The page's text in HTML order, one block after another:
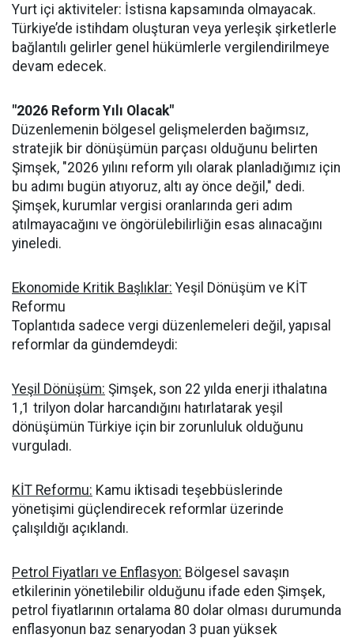
Yurt içi aktiviteler: İstisna kapsamında olmayacak.
Türkiye’de istihdam oluşturan veya yerleşik şirketlerle
bağlantılı gelirler genel hükümlerle vergilendirilmeye
devam edecek.
"2026 Reform Yılı Olacak"
Düzenlemenin bölgesel gelişmelerden bağımsız,
stratejik bir dönüşümün parçası olduğunu belirten
Şimşek, "2026 yılını reform yılı olarak planladığımız için
bu adımı bugün atıyoruz, altı ay önce değil," dedi.
Şimşek, kurumlar vergisi oranlarında geri adım
atılmayacağını ve öngörülebilirliğin esas alınacağını
yineledi.
Ekonomide Kritik Başlıklar: Yeşil Dönüşüm ve KİT
Reformu
Toplantıda sadece vergi düzenlemeleri değil, yapısal
reformlar da gündemdeydi:
Yeşil Dönüşüm: Şimşek, son 22 yılda enerji ithalatına
1,1 trilyon dolar harcandığını hatırlatarak yeşil
dönüşümün Türkiye için bir zorunluluk olduğunu
vurguladı.
KİT Reformu: Kamu iktisadi teşebbüslerinde
yönetişimi güçlendirecek reformlar üzerinde
çalışıldığı açıklandı.
Petrol Fiyatları ve Enflasyon: Bölgesel savaşın
etkilerinin yönetilebilir olduğunu ifade eden Şimşek,
petrol fiyatlarının ortalama 80 dolar olması durumunda
enflasyonun baz senaryodan 3 puan yüksek